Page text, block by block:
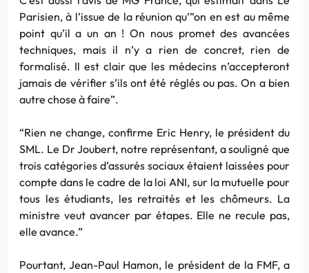
Parisien, à l’issue de la réunion qu’”on en est au même
point qu’il a un an ! On nous promet des avancées
techniques, mais il n’y a rien de concret, rien de
formalisé. Il est clair que les médecins n’accepteront
jamais de vérifier s’ils ont été réglés ou pas. On a bien
autre chose à faire”.
“Rien ne change, confirme Eric Henry, le président du
SML. Le Dr Joubert, notre représentant, a souligné que
trois catégories d’assurés sociaux étaient laissées pour
compte dans le cadre de la loi ANI, sur la mutuelle pour
tous les étudiants, les retraités et les chômeurs. La
ministre veut avancer par étapes. Elle ne recule pas,
elle avance.”
Pourtant, Jean-Paul Hamon, le président de la FMF, a